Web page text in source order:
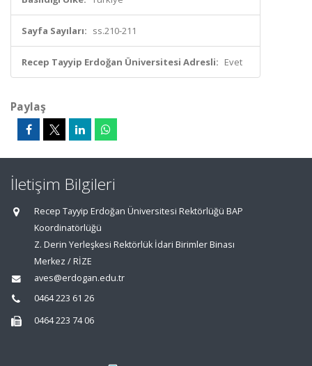
Sayfa Sayıları: ss.210-211
Recep Tayyip Erdoğan Üniversitesi Adresli: Evet
Paylaş
İletişim Bilgileri
Recep Tayyip Erdoğan Üniversitesi Rektörlüğü BAP
Koordinatörlüğü
Z. Derin Yerleşkesi Rektörlük İdari Birimler Binası
Merkez / RİZE
aves@erdogan.edu.tr
0464 223 61 26
0464 223 74 06